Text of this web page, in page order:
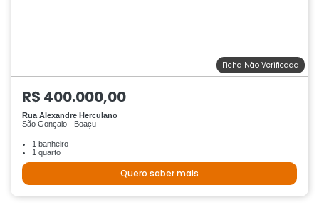
Ficha Não Verificada
R$ 400.000,00
Rua Alexandre Herculano
São Gonçalo - Boaçu
1 banheiro
1 quarto
Quero saber mais